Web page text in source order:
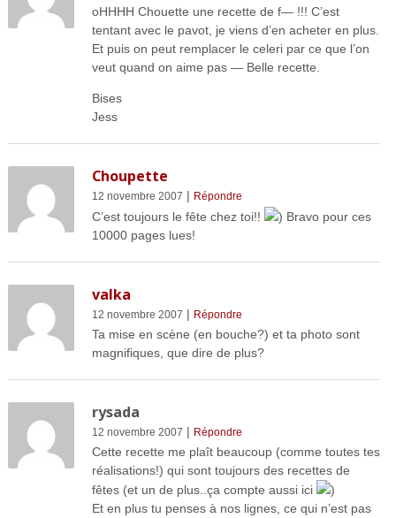
oHHHH Chouette une recette de f— !!! C’est
tentant avec le pavot, je viens d’en acheter en plus.
Et puis on peut remplacer le celeri par ce que l’on
veut quand on aime pas — Belle recette.
Bises
Jess
Choupette
12 novembre 2007 | Répondre
C’est toujours le fête chez toi!!
) Bravo pour ces
10000 pages lues!
valka
12 novembre 2007 | Répondre
Ta mise en scène (en bouche?) et ta photo sont
magnifiques, que dire de plus?
rysada
12 novembre 2007 | Répondre
Cette recette me plaît beaucoup (comme toutes tes
réalisations!) qui sont toujours des recettes de
fêtes (et un de plus..ça compte aussi ici
)
Et en plus tu penses à nos lignes, ce qui n’est pas